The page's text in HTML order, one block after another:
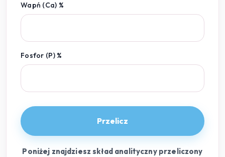
Wapń (Ca) %
Fosfor (P) %
Przelicz
Poniżej znajdziesz skład analityczny przeliczony